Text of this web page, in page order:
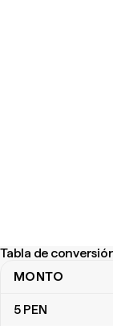
Tabla de
Tabla de
MONTO
5 PEN